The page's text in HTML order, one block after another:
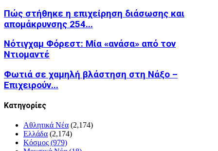
Πώς στήθηκε η επιχείρηση διάσωσης και
απομάκρυνσης 254...
Νότιγχαμ Φόρεστ: Μία «ανάσα» από τον
Ντιομαντέ
Φωτιά σε χαμηλή βλάστηση στη Νάξο –
Επιχειρούν...
Kατηγορίες
Αθλητικά Νέα (2,174)
Ελλάδα (2,174)
Κόσμος (979)